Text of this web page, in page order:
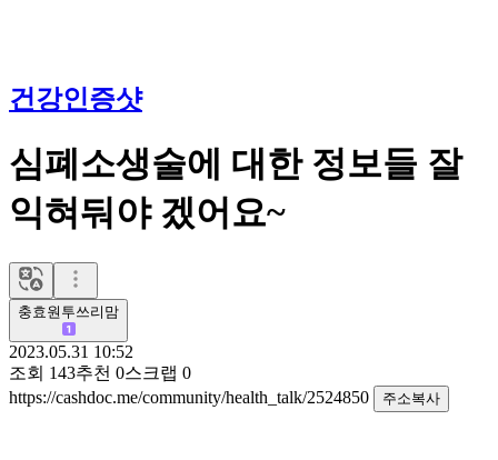
건강인증샷
심폐소생술에 대한 정보들 잘
익혀둬야 겠어요~
충효원투쓰리맘
2023.05.31 10:52
조회 143추천 0스크랩 0
https://cashdoc.me/community/health_talk/2524850
주소복사